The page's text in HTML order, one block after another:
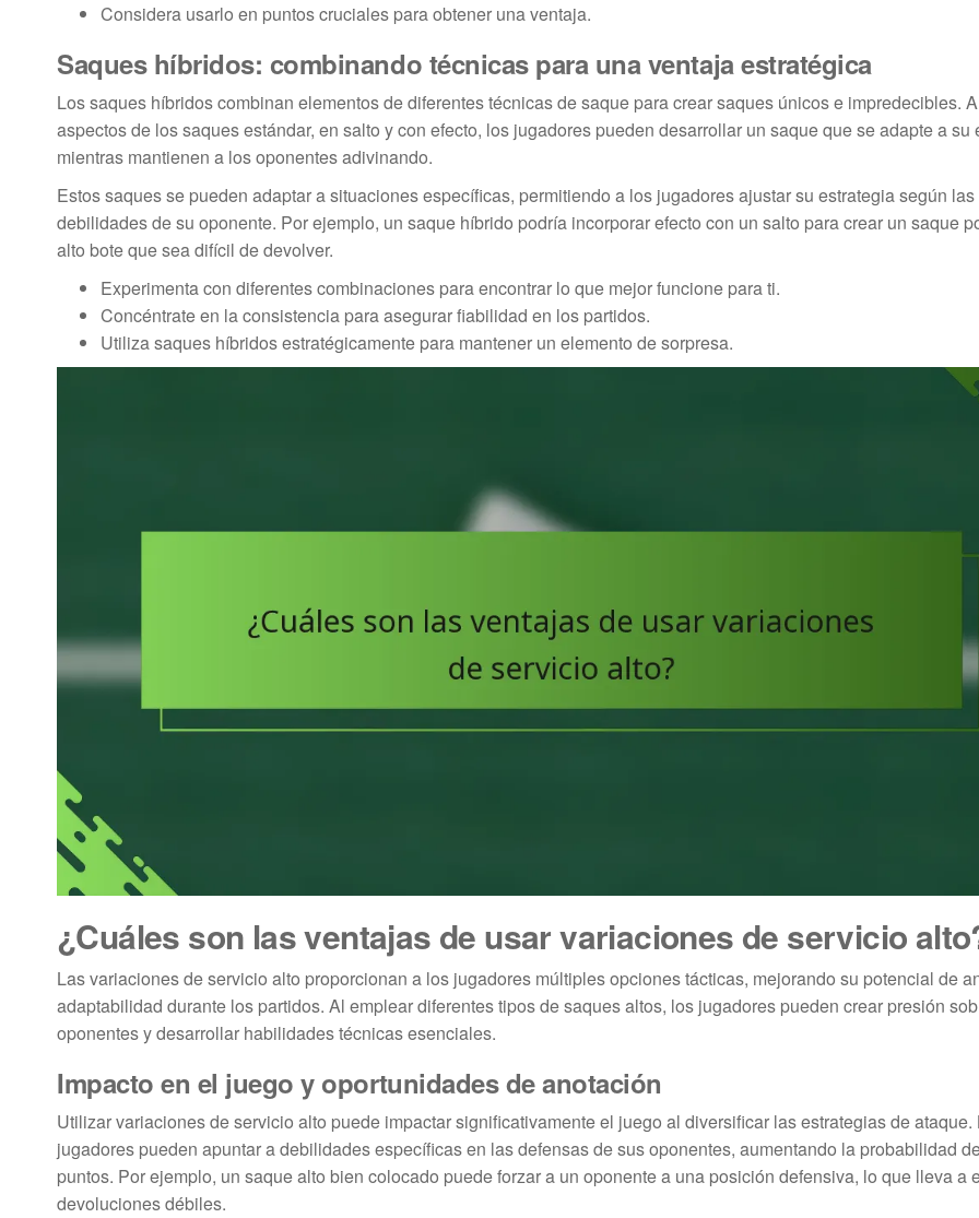
Considera usarlo en puntos cruciales para obtener una ventaja.
Saques híbridos: combinando técnicas para una ventaja estratégica
Los saques híbridos combinan elementos de diferentes técnicas de saque para crear saques únicos e impredecibles.
aspectos de los saques estándar, en salto y con efecto, los jugadores pueden desarrollar un saque que se adapte a su
mientras mantienen a los oponentes adivinando.
Estos saques se pueden adaptar a situaciones específicas, permitiendo a los jugadores ajustar su estrategia según las
debilidades de su oponente. Por ejemplo, un saque híbrido podría incorporar efecto con un salto para crear un saque
alto bote que sea difícil de devolver.
Experimenta con diferentes combinaciones para encontrar lo que mejor funcione para ti.
Concéntrate en la consistencia para asegurar fiabilidad en los partidos.
Utiliza saques híbridos estratégicamente para mantener un elemento de sorpresa.
¿Cuáles son las ventajas de usar variaciones de servicio
Las variaciones de servicio alto proporcionan a los jugadores múltiples opciones tácticas, mejorando su potencial de
adaptabilidad durante los partidos. Al emplear diferentes tipos de saques altos, los jugadores pueden crear presión
oponentes y desarrollar habilidades técnicas esenciales.
Impacto en el juego y oportunidades de anotación
Utilizar variaciones de servicio alto puede impactar significativamente el juego al diversificar las estrategias de ataque.
jugadores pueden apuntar a debilidades específicas en las defensas de sus oponentes, aumentando la probabilidad
puntos. Por ejemplo, un saque alto bien colocado puede forzar a un oponente a una posición defensiva, lo que lleva a
devoluciones débiles.